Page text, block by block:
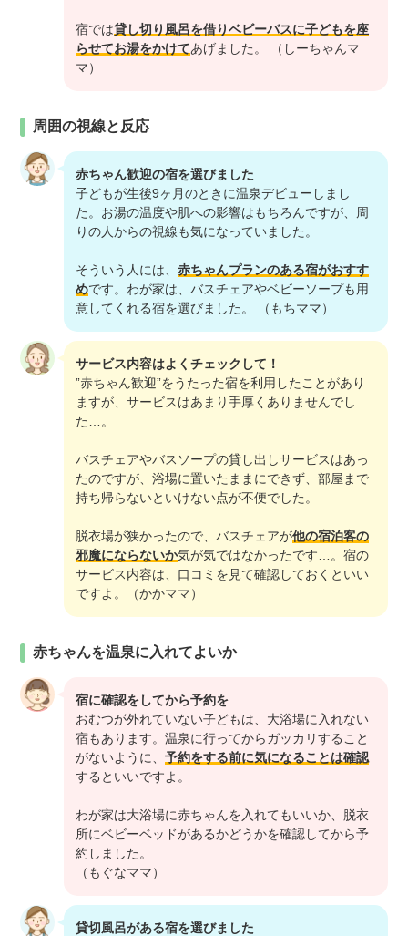
宿では貸し切り風呂を借りベビーバスに子どもを座
らせてお湯をかけてあげました。 （しーちゃんマ
マ）
周囲の視線と反応
赤ちゃん歓迎の宿を選びました
子どもが生後9ヶ月のときに温泉デビューしまし
た。お湯の温度や肌への影響はもちろんですが、周
りの人からの視線も気になっていました。
そういう人には、赤ちゃんプランのある宿がおすす
めです。わが家は、バスチェアやベビーソープも用
意してくれる宿を選びました。 （もちママ）
サービス内容はよくチェックして！
”赤ちゃん歓迎”をうたった宿を利用したことがあり
ますが、サービスはあまり手厚くありませんでし
た…。
バスチェアやバスソープの貸し出しサービスはあっ
たのですが、浴場に置いたままにできず、部屋まで
持ち帰らないといけない点が不便でした。
脱衣場が狭かったので、バスチェアが他の宿泊客の
邪魔にならないか気が気ではなかったです…。宿の
サービス内容は、口コミを見て確認しておくといい
ですよ。（かかママ）
赤ちゃんを温泉に入れてよいか
宿に確認をしてから予約を
おむつが外れていない子どもは、大浴場に入れない
宿もあります。温泉に行ってからガッカリすること
がないように、予約をする前に気になることは確認
するといいですよ。
わが家は大浴場に赤ちゃんを入れてもいいか、脱衣
所にベビーベッドがあるかどうかを確認してから予
約しました。
（もぐなママ）
貸切風呂がある宿を選びました